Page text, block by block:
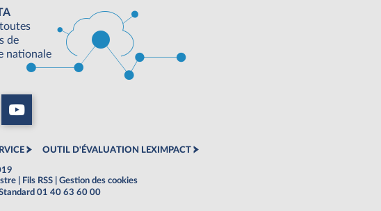
de
nationale
OUTIL D'ÉVALUATION LEXIMPACT
Fils RSS
Gestion des cookies
01 40 63 60 00